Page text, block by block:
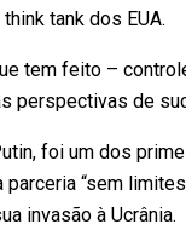
tank dos EUA.
tem feito –
perspectivas de
foi um dos
“sem
invasão à Ucrânia.